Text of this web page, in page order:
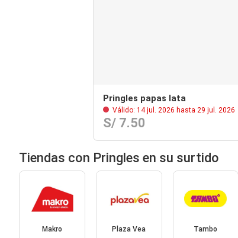
Pringles papas lata
Válido: 14 jul. 2026 hasta 29 jul. 2026
S/ 7.50
Tiendas con Pringles en su surtido
Makro Plaza Vea Tambo